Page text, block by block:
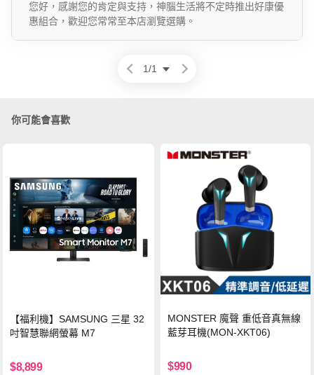
您好，感謝您的肯定與支持，神腦生活將不定時推出好康優
惠組合，歡迎您常常至本店瀏覽選購。
1/1
你可能會喜歡
【福利機】SAMSUNG 三星 32
吋智慧聯網螢幕 M7
$8,899
MONSTER 魔聲 重低音真無線
藍芽耳機(MON-XKT06)
$990